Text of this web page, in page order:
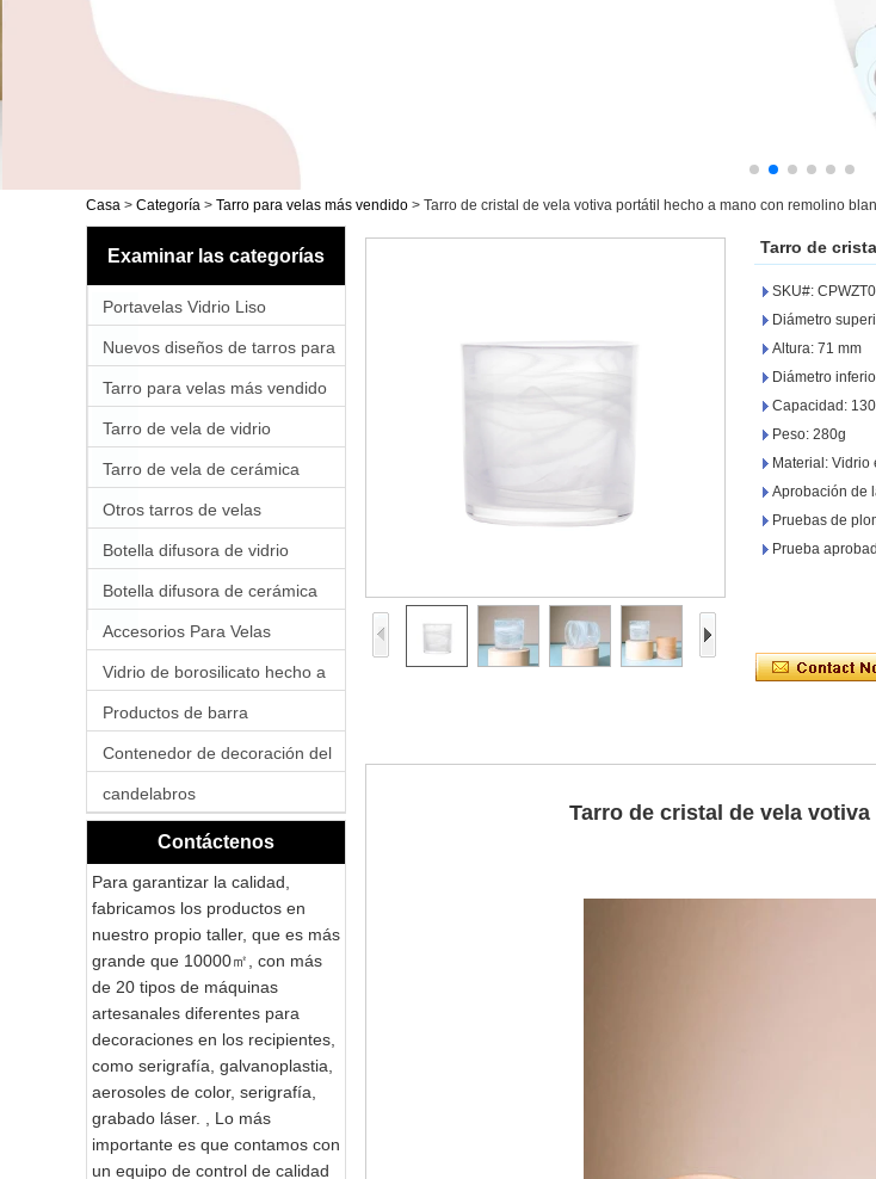
Casa > Categoría > Tarro para velas más vendido > Tarro de cristal de vela votiva portátil hecho a mano con remolino
Examinar las categorías
Portavelas Vidrio Liso
Nuevos diseños de tarros para
velas
Tarro para velas más vendido
Tarro de vela de vidrio
Tarro de vela de cerámica
Otros tarros de velas
Botella difusora de vidrio
Botella difusora de cerámica
Accesorios Para Velas
Vidrio de borosilicato hecho a
mano
Productos de barra
Contenedor de decoración del
hogar
candelabros
Contáctenos
Para garantizar la calidad,
fabricamos los productos en
nuestro propio taller, que es más
grande que 10000㎡, con más
de 20 tipos de máquinas
artesanales diferentes para
decoraciones en los recipientes,
como serigrafía, galvanoplastia,
aerosoles de color, serigrafía,
grabado láser. , Lo más
importante es que contamos con
un equipo de control de calidad
Tarro de
SKU#:
Diámetro
Altura: 71 mm
Diámetro
Capacidad:
Peso: 280g
Material: Vidrio
Aprobación de
Pruebas de
Prueba
Tarro de cristal de vela